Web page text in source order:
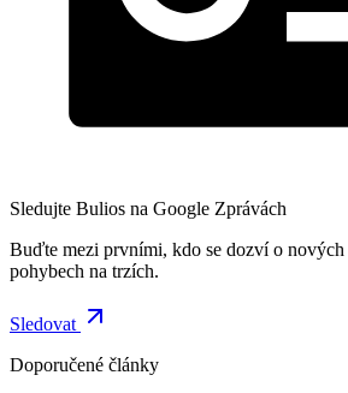
Sledujte Bulios na Google Zprávách
Buďte mezi prvními, kdo se dozví o nových
pohybech na trzích.
Sledovat
Doporučené články